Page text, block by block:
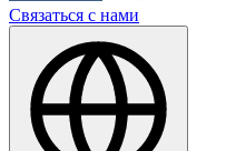
Связаться с нами